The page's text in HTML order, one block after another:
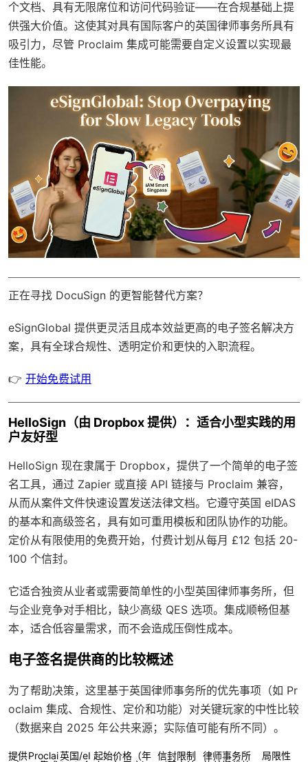
个文档、具有无限席位和访问代码验证——在合规基础上提
供强大价值。这使其对具有国际客户的英国律师事务所具有
吸引力，尽管 Proclaim 集成可能需要自定义设置以实现最
佳性能。
正在寻找 DocuSign 的更智能替代方案？
eSignGlobal 提供更灵活且成本效益更高的电子签名解决方
案，具有全球合规性、透明定价和更快的入职流程。
👉 开始免费试用
HelloSign（由 Dropbox 提供）：适合小型实践的用
户友好型
HelloSign 现在隶属于 Dropbox，提供了一个简单的电子签
名工具，通过 Zapier 或直接 API 链接与 Proclaim 兼容，
从而从案件文件快速设置发送法律文档。它遵守英国 eIDAS
的基本和高级签名，具有如可重用模板和团队协作的功能。
定价从有限使用的免费开始，付费计划从每月 £12 包括 20-
100 个信封。
它适合独资从业者或需要简单性的小型英国律师事务所，但
与企业竞争对手相比，缺少高级 QES 选项。集成顺畅但基
本，适合低容量需求，而不会造成压倒性成本。
电子签名提供商的比较概述
为了帮助决策，这里基于英国律师事务所的优先事项（如 Pr
oclaim 集成、合规性、定价和功能）对关键玩家的中性比较
（数据来自 2025 年公共来源；实际值可能有所不同）。
提供Proclai英国/eI 起始价格（年 信封限制
律师事务所
局限性